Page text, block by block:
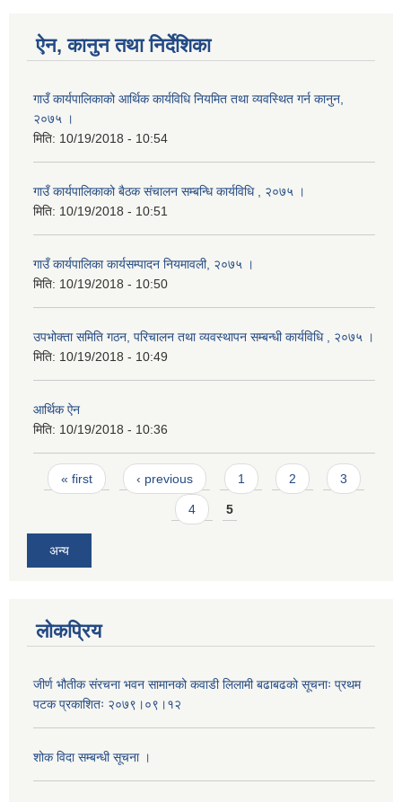
ऐन, कानुन तथा निर्देशिका
गाउँ कार्यपालिकाको आर्थिक कार्यविधि नियमित तथा व्यवस्थित गर्न कानुन,
२०७५ ।
मिति: 10/19/2018 - 10:54
गाउँ कार्यपालिकाको बैठक संचालन सम्बन्धि कार्यविधि , २०७५ ।
मिति: 10/19/2018 - 10:51
गाउँ कार्यपालिका कार्यसम्पादन नियमावली, २०७५ ।
मिति: 10/19/2018 - 10:50
उपभोक्ता समिति गठन, परिचालन तथा व्यवस्थापन सम्बन्धी कार्यविधि , २०७५ ।
मिति: 10/19/2018 - 10:49
आर्थिक ऐन
मिति: 10/19/2018 - 10:36
Pages
« first ‹ previous 1 2 3
4 5
अन्य
लोकप्रिय
जीर्ण भौतीक संरचना भवन सामानको कवाडी लिलामी बढाबढको सूचनाः प्रथम
पटक प्रकाशितः २०७९।०९।१२
शोक विदा सम्बन्धी सूचना ।